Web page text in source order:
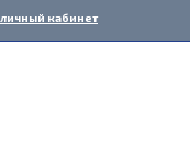
личный кабинет